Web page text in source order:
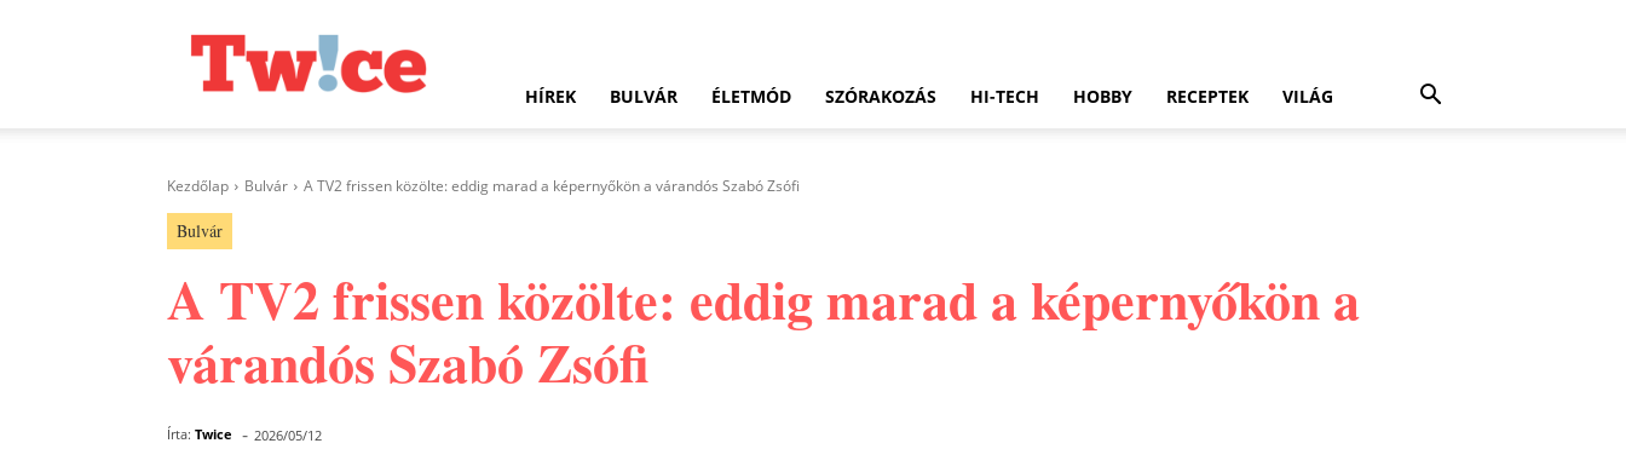
HÍREK BULVÁR ÉLETMÓD SZÓRAKOZÁS HI-TECH HOBBY RECEPTEK VILÁG
Kezdőlap Bulvár A TV2 frissen közölte: eddig marad a képernyőkön a várandós Szabó Zsófi
Bulvár
A TV2 frissen közölte: eddig marad a képernyőkön a
várandós Szabó Zsófi
Írta: Twice - 2026/05/12